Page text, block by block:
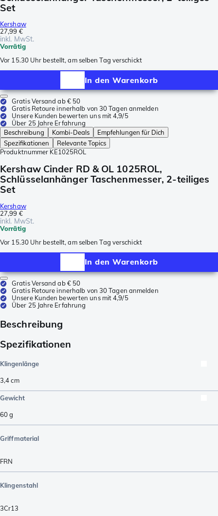
Set
Kershaw
27,99 €
inkl. MwSt.
Vorrätig
Vor 15.30 Uhr bestellt, am selben Tag verschickt
In den Warenkorb
Gratis Versand ab € 50
Gratis Retoure innerhalb von 30 Tagen anmelden
Unsere Kunden bewerten uns mit 4,9/5
Über 25 Jahre Erfahrung
Beschreibung
Kombi-Deals
Empfehlungen für Dich
Spezifikationen
Relevante Topics
Produktnummer KE1025ROL
Kershaw Cinder RD & OL 1025ROL,
Schlüsselanhänger Taschenmesser, 2-teiliges
Set
Kershaw
27,99 €
inkl. MwSt.
Vorrätig
Vor 15.30 Uhr bestellt, am selben Tag verschickt
In den Warenkorb
Gratis Versand ab € 50
Gratis Retoure innerhalb von 30 Tagen anmelden
Unsere Kunden bewerten uns mit 4,9/5
Über 25 Jahre Erfahrung
Beschreibung
Spezifikationen
Klingenlänge
3,4cm
Gewicht
60g
Griffmaterial
FRN
Klingenstahl
3Cr13